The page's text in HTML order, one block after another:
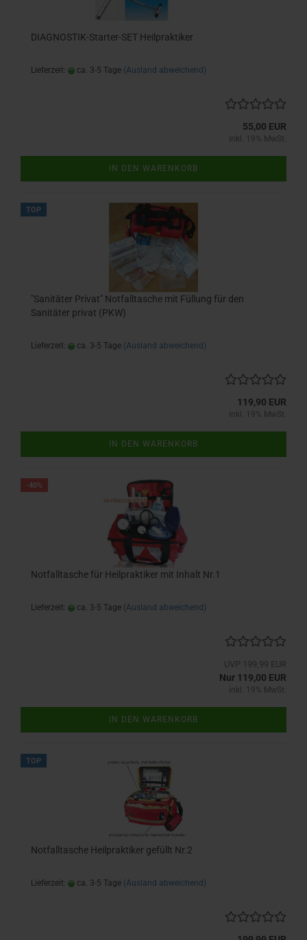
DIAGNOSTIK-Starter-SET Heilpraktiker
Lieferzeit: ca. 3-5 Tage (Ausland abweichend)
55,00 EUR
inkl. 19% MwSt.
IN DEN WARENKORB
TOP
"Sanitäter Privat" Notfalltasche mit Füllung für den
Sanitäter privat (PKW)
Lieferzeit: ca. 3-5 Tage (Ausland abweichend)
119,90 EUR
inkl. 19% MwSt.
IN DEN WARENKORB
-40%
Notfalltasche für Heilpraktiker mit Inhalt Nr.1
Lieferzeit: ca. 3-5 Tage (Ausland abweichend)
UVP 199,99 EUR
Nur 119,00 EUR
inkl. 19% MwSt.
IN DEN WARENKORB
TOP
Notfalltasche Heilpraktiker gefüllt Nr.2
Lieferzeit: ca. 3-5 Tage (Ausland abweichend)